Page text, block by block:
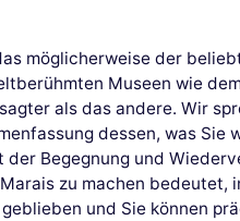
möglicherweise der
Museen wie
als das andere. Wir
dessen, was
Begegnung und
zu machen bedeutet,
und Sie können